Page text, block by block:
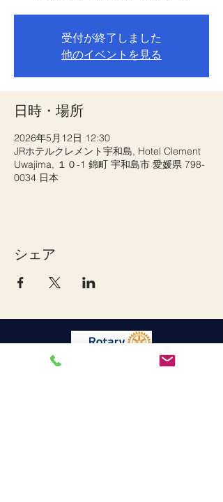
受付が終了しました
他のイベントを見る
日時・場所
2026年5月12日 12:30
JRホテルクレメント宇和島, Hotel Clement
Uwajima, １０-1 錦町 宇和島市 愛媛県 798-
0034 日本
シェア